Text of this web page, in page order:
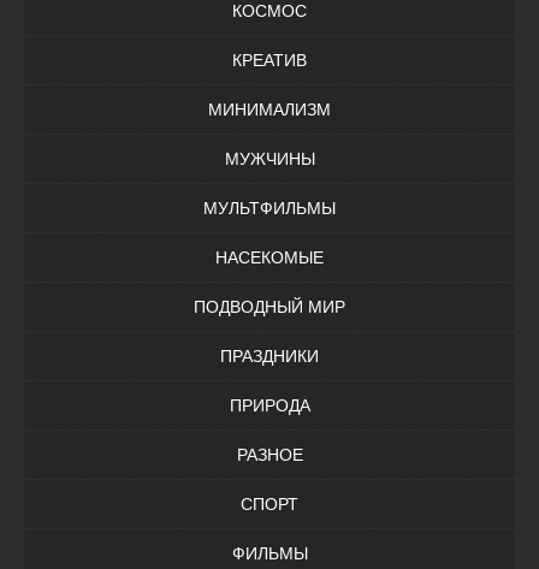
КОСМОС
КРЕАТИВ
МИНИМАЛИЗМ
МУЖЧИНЫ
МУЛЬТФИЛЬМЫ
НАСЕКОМЫЕ
ПОДВОДНЫЙ МИР
ПРАЗДНИКИ
ПРИРОДА
РАЗНОЕ
СПОРТ
ФИЛЬМЫ